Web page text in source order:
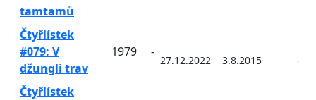
tamtamů
Čtyřlístek
#079: V
džungli trav
1979 -
27.12.2022 3.8.2015 -
Čtyřlístek